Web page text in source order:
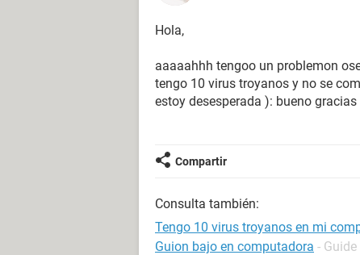
Hola,
aaaaahhh tengoo un problemon
tengo 10 virus troyanos y no se
estoy desesperada ): bueno
Compartir
Consulta también:
Tengo 10 virus troyanos en mi
Guion bajo en computadora - Guide